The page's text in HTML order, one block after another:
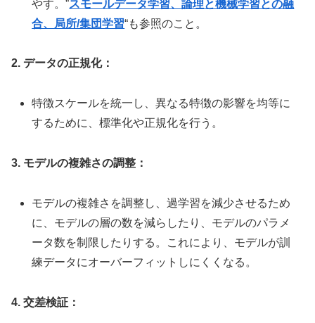
やす。”スモールデータ学習、論理と機械学習との融
合、局所/集団学習“も参照のこと。
2. データの正規化：
特徴スケールを統一し、異なる特徴の影響を均等に
するために、標準化や正規化を行う。
3. モデルの複雑さの調整：
モデルの複雑さを調整し、過学習を減少させるため
に、モデルの層の数を減らしたり、モデルのパラメ
ータ数を制限したりする。これにより、モデルが訓
練データにオーバーフィットしにくくなる。
4. 交差検証：